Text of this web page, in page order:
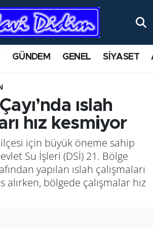
GÜNDEM GENEL SİYASET
ıslah
hız kesmiyor
ilçesi için büyük öneme sahip
Su İşleri (DSİ) 21. Bölge
yapılan ıslah çalışmaları
bölgede çalışmalar hız
Durumu ve Fikstür